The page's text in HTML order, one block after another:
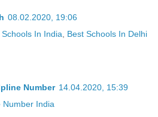
08.02.2020, 19:06
Schools In India
Best Schools In Delhi
Number 14.04.2020, 15:39
Number India